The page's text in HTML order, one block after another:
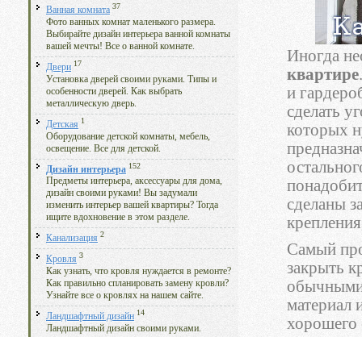
Ванная комната 37
Фото ванных комнат маленького размера.
Выбирайте дизайн интерьера ванной комнаты
вашей мечты! Все о ванной комнате.
Двери 17
Установка дверей своими руками. Типы и
особенности дверей. Как выбрать
металлическую дверь.
Детская 1
Оборудование детской комнаты, мебель,
освещение. Все для детской.
Дизайн интерьера 152
Предметы интерьера, аксессуары для дома,
дизайн своими руками! Вы задумали
изменить интерьер вашей квартиры? Тогда
ищите вдохновение в этом разделе.
Канализация 2
Кровля 3
Как узнать, что кровля нуждается в ремонте?
Как правильно спланировать замену кровли?
Узнайте все о кровлях на нашем сайте.
Ландшафтный дизайн 14
Ландшафтный дизайн своими руками.
Иногда
квартире
и
сделать
которых
сделаны
Самый
закрыть
обычными
материал
хорошего